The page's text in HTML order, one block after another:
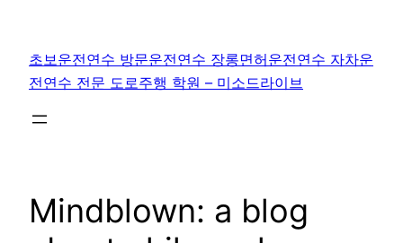
초보운전연수 방문운전연수 장롱면허운전연수 자차운
전연수 전문 도로주행 학원 – 미소드라이브
Mindblown: a blog